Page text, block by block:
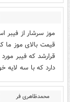
موز سرشار از
قیمت بالای موز ما
قرارشد که فیبر
دارد که با سه لایه
محمدظاهری فر